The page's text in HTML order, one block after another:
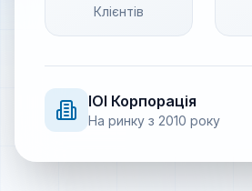
Клієнтів
IOI Корпорація
На ринку з 2010 року